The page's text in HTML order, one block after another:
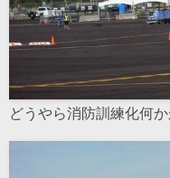
どうやら消防訓練化何